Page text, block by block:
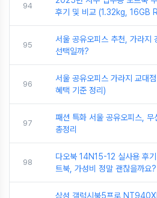
94
후기 및 비교 (1.32kg, 16GB
95
서울 공유오피스 추천, 가라지
선택일까?
96
서울 공유오피스 가라지 교대
혜택 기준 정리)
97
패션 특화 서울 공유오피스, 무
총정리
98
다오북 14N15-12 실사용 후
트북, 가성비 정말 괜찮을까요?
삼성 갤럭시북5프로